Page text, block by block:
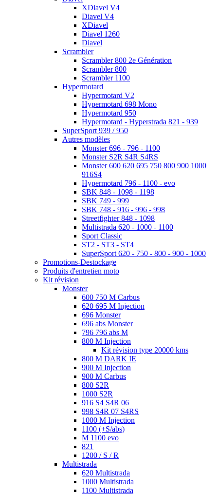
XDiavel V4
Diavel V4
XDiavel
Diavel 1260
Diavel
Scrambler
Scrambler 800 2e Génération
Scrambler 800
Scrambler 1100
Hypermotard
Hypermotard V2
Hypermotard 698 Mono
Hypermotard 950
Hypermotard - Hyperstrada 821 - 939
SuperSport 939 / 950
Autres modèles
Monster 696 - 796 - 1100
Monster S2R S4R S4RS
Monster 600 620 695 750 800 900 1000
916S4
Hypermotard 796 - 1100 - evo
SBK 848 - 1098 - 1198
SBK 749 - 999
SBK 748 - 916 - 996 - 998
Streetfighter 848 - 1098
Multistrada 620 - 1000 - 1100
Sport Classic
ST2 - ST3 - ST4
SuperSport 620 - 750 - 800 - 900 - 1000
Promotions-Destockage
Produits d'entretien moto
Kit révision
Monster
600 750 M Carbus
620 695 M Injection
696 Monster
696 abs Monster
796 796 abs M
800 M Injection
Kit révision type 20000 kms
800 M DARK IE
900 M Injection
900 M Carbus
800 S2R
1000 S2R
916 S4 S4R 06
998 S4R 07 S4RS
1000 M Injection
1100 (+S/abs)
M 1100 evo
821
1200 / S / R
Multistrada
620 Multistrada
1000 Multistrada
1100 Multistrada